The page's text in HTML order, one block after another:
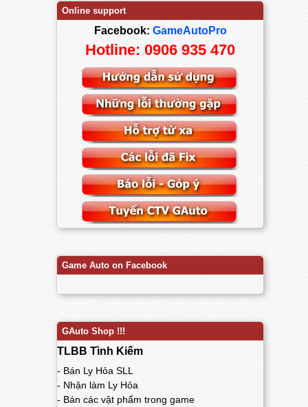
Online support
Facebook: GameAutoPro
Hotline: 0906 935 470
Game Auto on Facebook
GAuto Shop !!!
TLBB Tình Kiếm
- Bán Ly Hỏa SLL
- Nhận làm Ly Hỏa
- Bán các vật phẩm trong game